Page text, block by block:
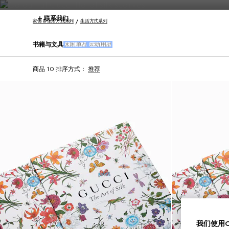
联系我们
家饰 & 生活方式系列 生活方式系列
书籍与文具 休闲单品 运动用品
商品 10 排序方式： 推荐
我们使用